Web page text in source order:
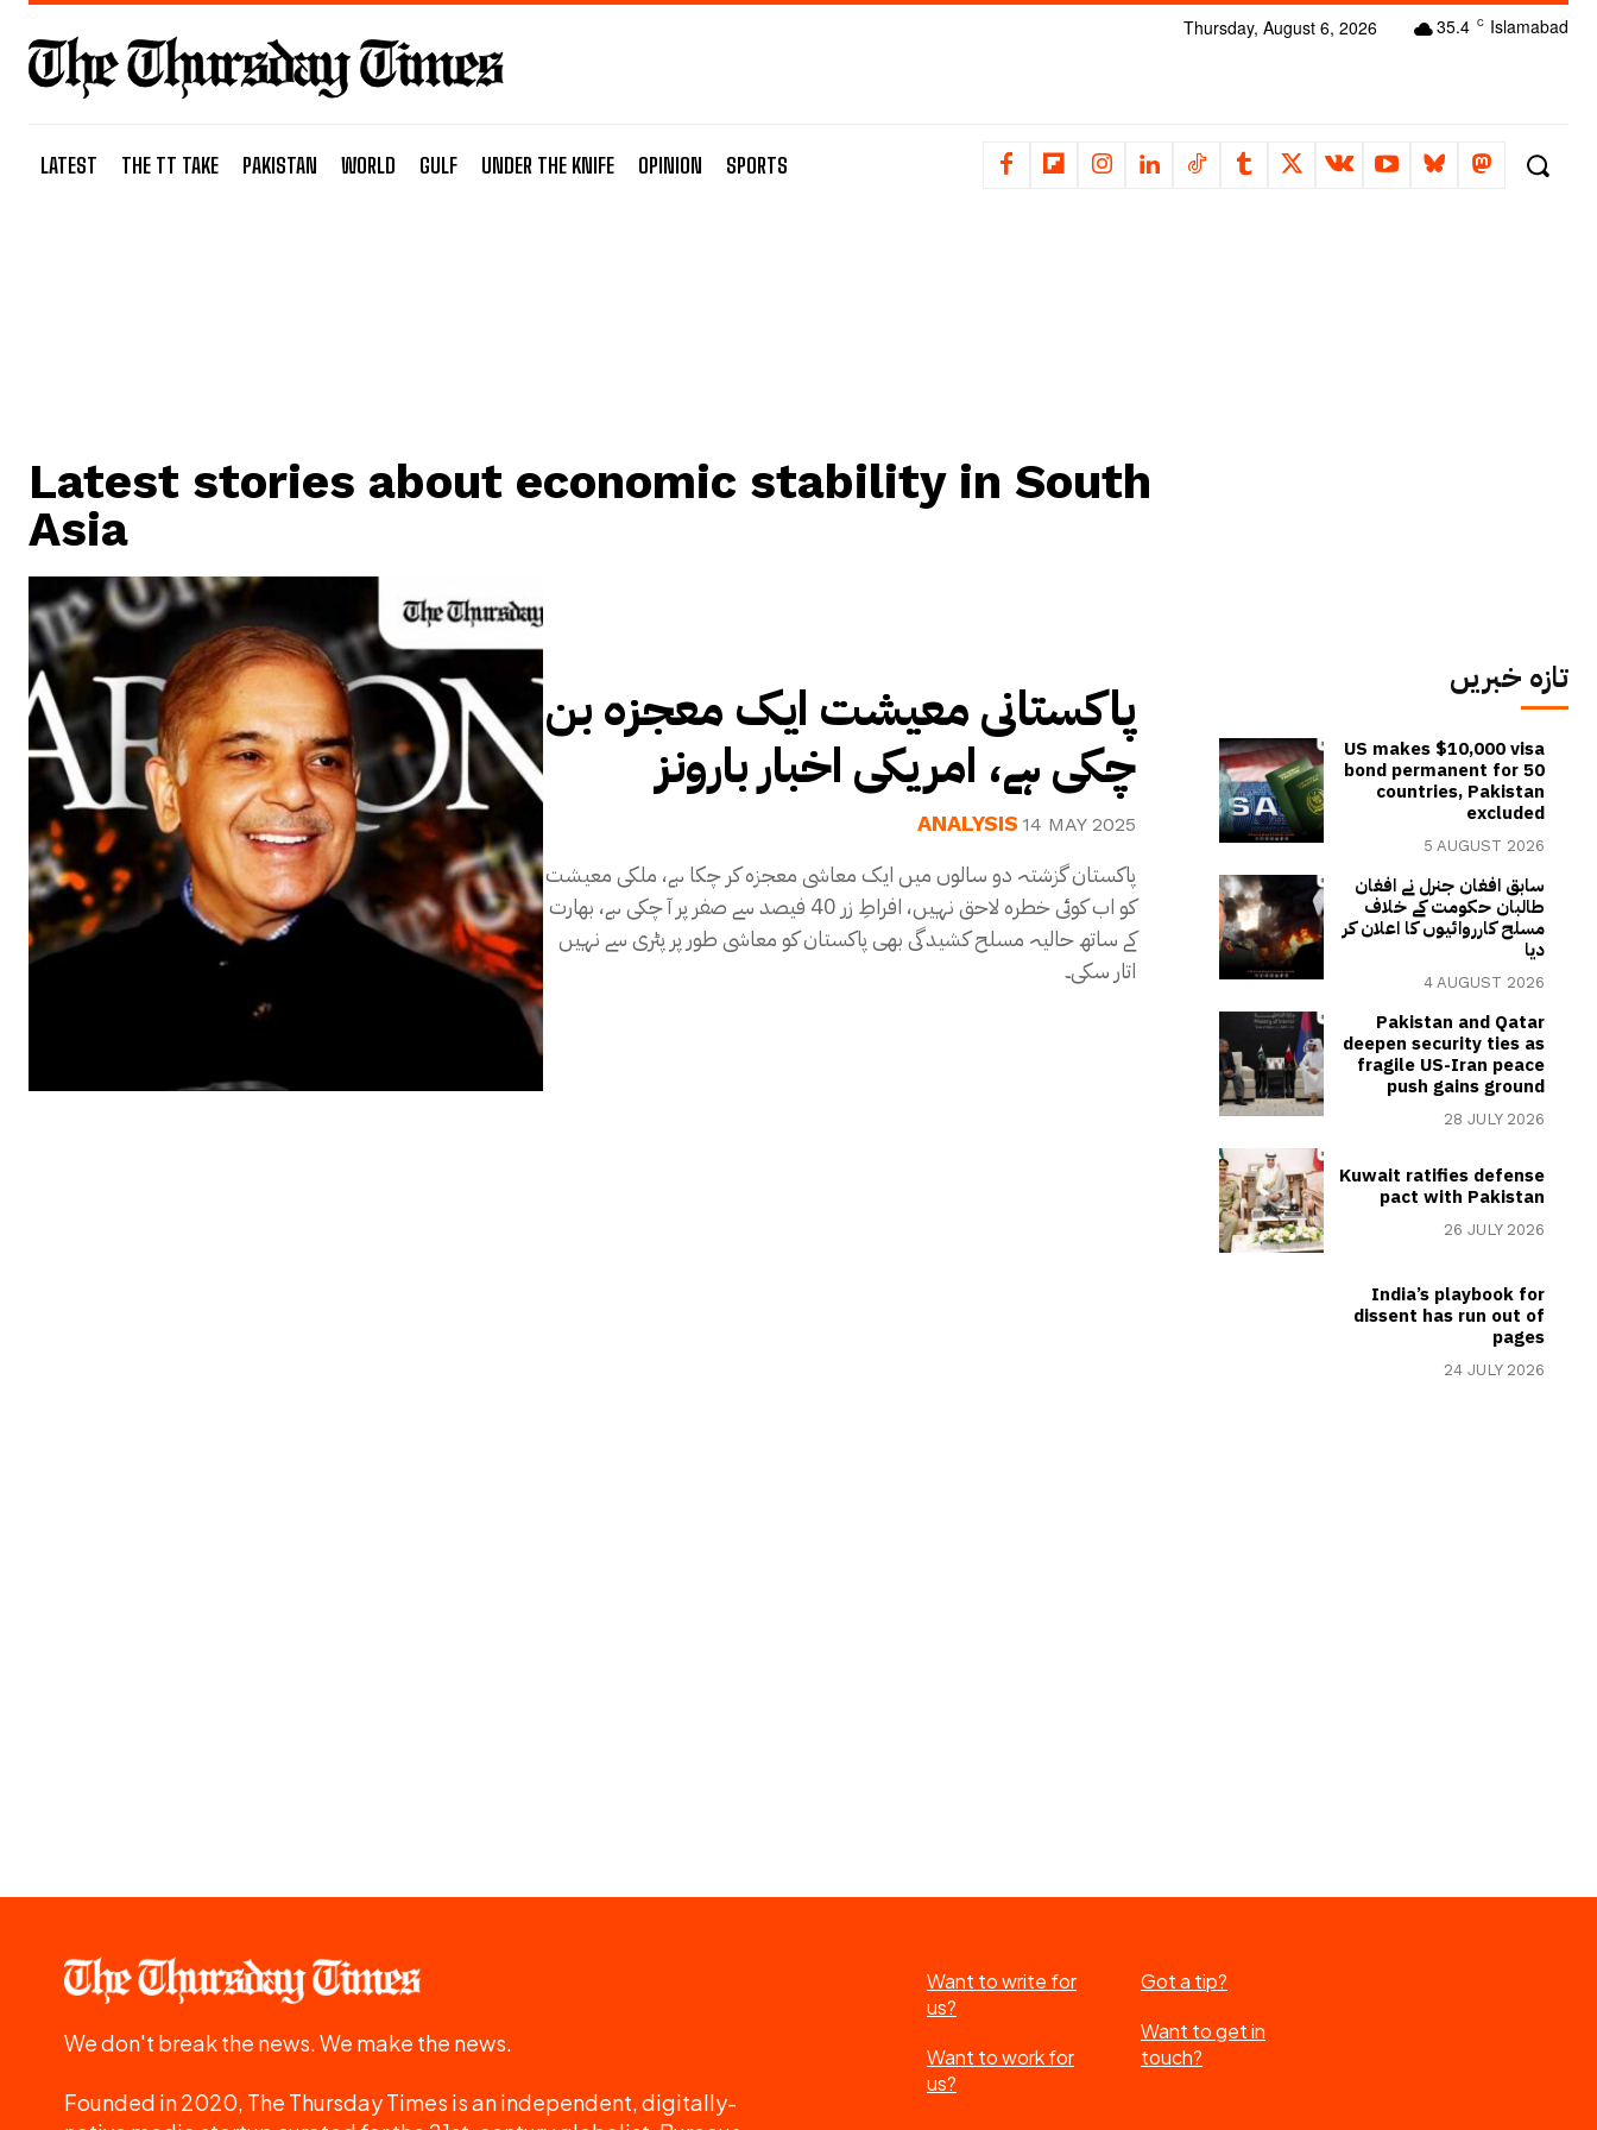
35.4 C Islamabad
Thursday, August 6, 2026
LATEST THE TT TAKE PAKISTAN WORLD GULF UNDER THE KNIFE OPINION SPORTS
Latest stories about economic stability in South
Asia
پاکستانی معیشت ایک معجزہ بن
چکی ہے، امریکی اخبار بارونز
ANALYSIS 14 MAY 2025
پاکستان گزشتہ دو سالوں میں ایک معاشی معجزہ کر چکا ہے، ملکی معیشت
کو اب کوئی خطرہ لاحق نہیں، افراطِ زر 40 فیصد سے صفر پر آ چکی ہے، بھارت
کے ساتھ حالیہ مسلح کشیدگی بھی پاکستان کو معاشی طور پر پٹری سے نہیں
اتار سکی۔
تازہ خبریں
US makes $10,000 visa
bond permanent for 50
countries, Pakistan
excluded
5 AUGUST 2026
سابق افغان جنرل نے افغان
طالبان حکومت کے خلاف
مسلح کارروائیوں کا اعلان کر
دیا
4 AUGUST 2026
Pakistan and Qatar
deepen security ties as
fragile US-Iran peace
push gains ground
28 JULY 2026
Kuwait ratifies defense
pact with Pakistan
26 JULY 2026
India’s playbook for
dissent has run out of
pages
24 JULY 2026
We don't break the news. We make the news.
Founded in 2020, The Thursday Times is an independent, digitally-
Want to write for
us?
Want to work for
us?
Got a tip?
Want to get in
touch?